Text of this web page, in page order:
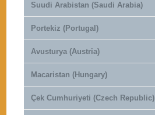
Suudi Arabistan (Saudi Arabia)
Portekiz (Portugal)
Avusturya (Austria)
Macaristan (Hungary)
Çek Cumhuriyeti (Czech Republic)